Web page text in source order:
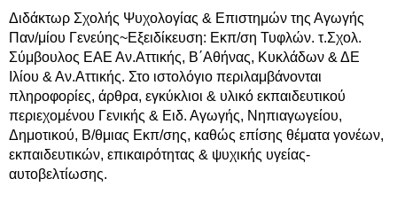
Διδάκτωρ Σχολής Ψυχολογίας & Επιστημών της Αγωγής
Παν/μίου Γενεύης~Εξειδίκευση: Εκπ/ση Τυφλών. τ.Σχολ.
Σύμβουλος ΕΑΕ Αν.Αττικής, Β΄Αθήνας, Κυκλάδων & ΔΕ
Ιλίου & Αν.Αττικής. Στο ιστολόγιο περιλαμβάνονται
πληροφορίες, άρθρα, εγκύκλιοι & υλικό εκπαιδευτικού
περιεχομένου Γενικής & Ειδ. Αγωγής, Νηπιαγωγείου,
Δημοτικού, Β/θμιας Εκπ/σης, καθώς επίσης θέματα γονέων,
εκπαιδευτικών, επικαιρότητας & ψυχικής υγείας-
αυτοβελτίωσης.